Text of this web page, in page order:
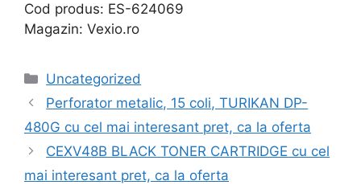
Cod produs: ES-624069
Magazin: Vexio.ro
Categories
Uncategorized
Perforator metalic, 15 coli, TURIKAN DP-
480G cu cel mai interesant pret, ca la oferta
CEXV48B BLACK TONER CARTRIDGE cu cel
mai interesant pret, ca la oferta